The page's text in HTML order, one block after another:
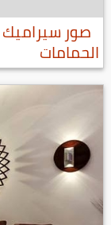
الحمامات